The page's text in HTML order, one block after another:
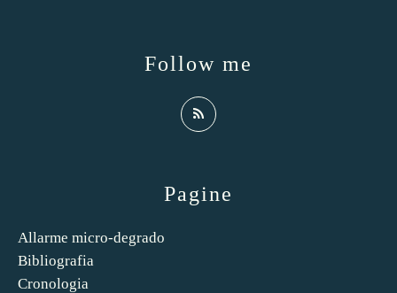
Pagine
Allarme micro-degrado
Bibliografia
Cronologia
Follow me